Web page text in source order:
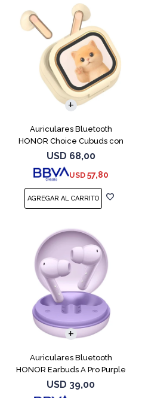
Auriculares Bluetooth
HONOR Choice Cubuds con
Pantalla Beige
USD 68,00
USD 57,80
Auriculares Bluetooth
HONOR Earbuds A Pro Purple
USD 39,00